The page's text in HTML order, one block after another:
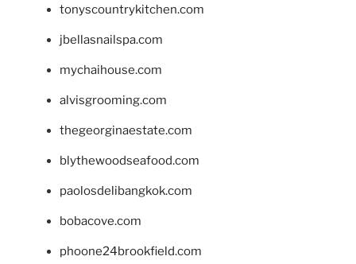
tonyscountrykitchen.com
jbellasnailspa.com
mychaihouse.com
alvisgrooming.com
thegeorginaestate.com
blythewoodseafood.com
paolosdelibangkok.com
bobacove.com
phoone24brookfield.com